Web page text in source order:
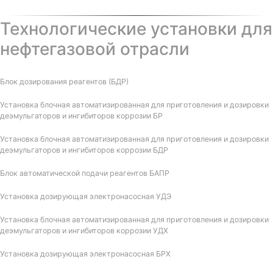
Технологические установки для
нефтегазовой отрасли
Блок дозирования реагентов (БДР)
Установка блочная автоматизированная для приготовления и дозировки
деэмульгаторов и ингибиторов коррозии БР
Установка блочная автоматизированная для приготовления и дозировки
деэмульгаторов и ингибиторов коррозии БДР
Блок автоматической подачи реагентов БАПР
Установка дозирующая электронасосная УДЭ
Установка блочная автоматизированная для приготовления и дозировки
деэмульгаторов и ингибиторов коррозии УДХ
Установка дозирующая электронасосная БРХ